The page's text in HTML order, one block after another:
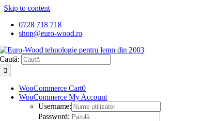
Skip to content
0728 718 718
shop@euro-wood.ro
Caută:
WooCommerce Cart0
WooCommerce My Account
Username:
Password: